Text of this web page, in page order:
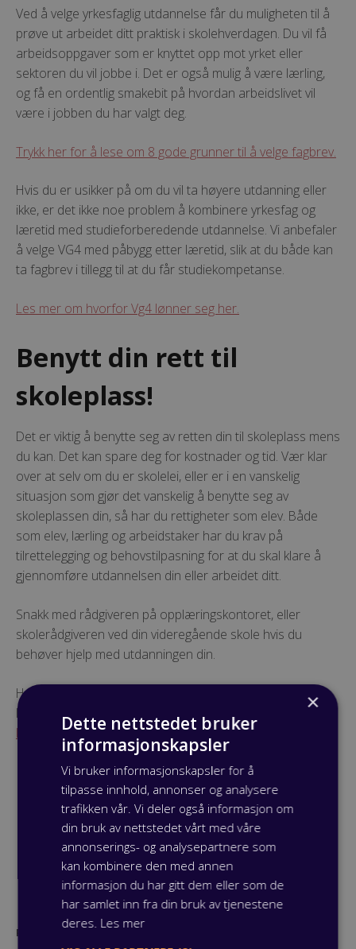
Ved å velge yrkesfaglig utdannelse får du muligheten til å
prøve ut arbeidet ditt praktisk i skolehverdagen. Du vil få
arbeidsoppgaver som er knyttet opp mot yrket eller
sektoren du vil jobbe i. Det er også mulig å være lærling,
og få en ordentlig smakebit på hvordan arbeidslivet vil
være i jobben du har valgt deg.
Trykk her for å lese om 8 gode grunner til å velge fagbrev.
Hvis du er usikker på om du vil ta høyere utdanning eller
ikke, er det ikke noe problem å kombinere yrkesfag og
læretid med studieforberedende utdannelse. Vi anbefaler
å velge VG4 med påbygg etter læretid, slik at du både kan
ta fagbrev i tillegg til at du får studiekompetanse.
Les mer om hvorfor Vg4 lønner seg her.
Benytt din rett til
skoleplass!
Det er viktig å benytte seg av retten din til skoleplass mens
du kan. Det kan spare deg for kostnader og tid. Vær klar
over at selv om du er skolelei, eller er i en vanskelig
situasjon som gjør det vanskelig å benytte seg av
skoleplassen din, så har du rettigheter som elev. Både
som elev, lærling og arbeidstaker har du krav på
tilrettelegging og behovstilpasning for at du skal klare å
gjennomføre utdannelsen din eller arbeidet ditt.
Snakk med rådgiveren på opplæringskontoret, eller
skolerådgiveren ved din videregående skole hvis du
behøver hjelp med utdanningen din.
Har du spørsmål om din rett til skoleplass, det å være
lærling eller noe annet om yrkesfaglig utdannelse?
Ta
kontakt her,så hjelper vi deg.
Publisert: 14 september 2020
×
Dette nettstedet bruker
informasjonskapsler
Vi bruker informasjonskapsler for å
tilpasse innhold, annonser og analysere
trafikken vår. Vi deler også informasjon om
din bruk av nettstedet vårt med våre
annonserings- og analysepartnere som
kan kombinere den med annen
informasjon du har gitt dem eller som de
har samlet inn fra din bruk av tjenestene
deres. Les mer